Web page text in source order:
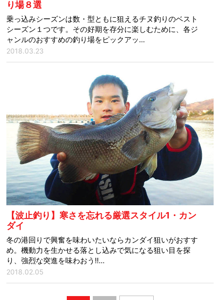
り場８選
乗っ込みシーズンは数・型ともに狙えるチヌ釣りのベスト
シーズン１つです。その好期を存分に楽しむために、各ジ
ャンルのおすすめの釣り場をピックアッ...
2018.03.23
【波止釣り】寒さを忘れる厳選スタイル1・カン
ダイ
冬の港回りで興奮を味わいたいならカンダイ狙いがおすす
め。機動力を生かせる落とし込みで気になる狙い目を探
り、強烈な突進を味わおう!!...
2018.02.05